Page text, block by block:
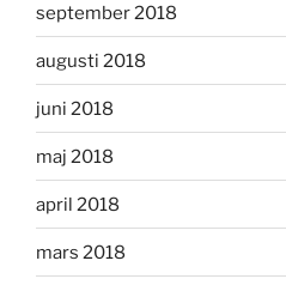
september 2018
augusti 2018
juni 2018
maj 2018
april 2018
mars 2018